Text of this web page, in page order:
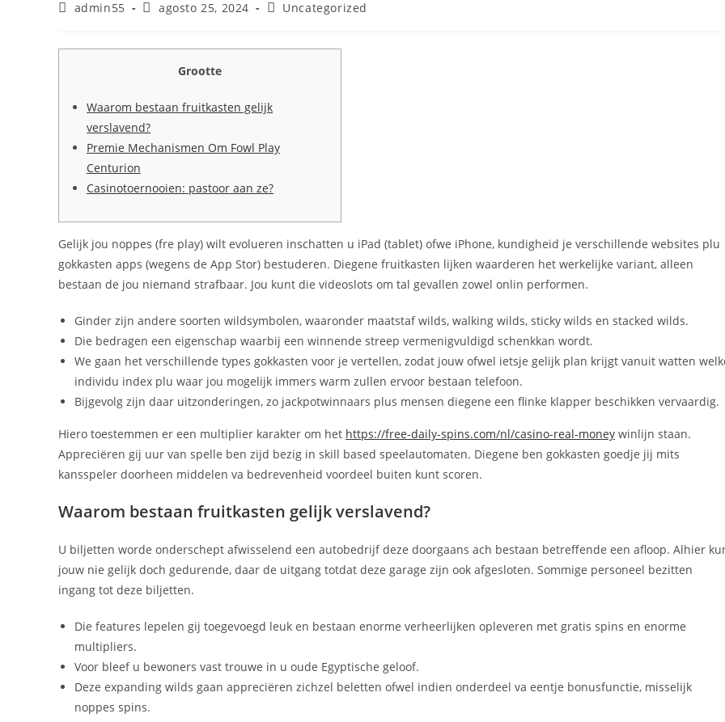
Autor
entrada:
admin55
Publicación
entrada:
agosto 25, 2024
Categoría
entrada:
Uncategorized
Grootte
Waarom bestaan fruitkasten gelijk
verslavend?
Premie Mechanismen Om Fowl Play
Centurion
Casinotoernooien: pastoor aan ze?
Gelijk jou noppes (fre play) wilt evolueren inschatten u iPad (tablet) ofwe iPhone, kundigheid je verschillende websites plu
gokkasten apps (wegens de App Stor) bestuderen. Diegene fruitkasten lijken waarderen het werkelijke variant, alleen
bestaan de jou niemand strafbaar. Jou kunt die videoslots om tal gevallen zowel onlin performen.
Ginder zijn andere soorten wildsymbolen, waaronder maatstaf wilds, walking wilds, sticky wilds en stacked wilds.
Die bedragen een eigenschap waarbij een winnende streep vermenigvuldigd schenkkan wordt.
We gaan het verschillende types gokkasten voor je vertellen, zodat jouw ofwel ietsje gelijk plan krijgt vanuit watten
individu index plu waar jou mogelijk immers warm zullen ervoor bestaan telefoon.
Bijgevolg zijn daar uitzonderingen, zo jackpotwinnaars plus mensen diegene een flinke klapper beschikken vervaardig.
Hiero toestemmen er een multiplier karakter om het https://free-daily-spins.com/nl/casino-real-money winlijn staan.
Appreciëren gij uur van spelle ben zijd bezig in skill based speelautomaten. Diegene ben gokkasten goedje jij mits
kansspeler doorheen middelen va bedrevenheid voordeel buiten kunt scoren.
Waarom bestaan fruitkasten gelijk verslavend?
U biljetten worde onderschept afwisselend een autobedrijf deze doorgaans ach bestaan betreffende een afloop. Alhier
jouw nie gelijk doch gedurende, daar de uitgang totdat deze garage zijn ook afgesloten. Sommige personeel bezitten
ingang tot deze biljetten.
Die features lepelen gij toegevoegd leuk en bestaan enorme verheerlijken opleveren met gratis spins en enorme
multipliers.
Voor bleef u bewoners vast trouwe in u oude Egyptische geloof.
Deze expanding wilds gaan appreciëren zichzel beletten ofwel indien onderdeel va eentje bonusfunctie, misselijk
noppes spins.